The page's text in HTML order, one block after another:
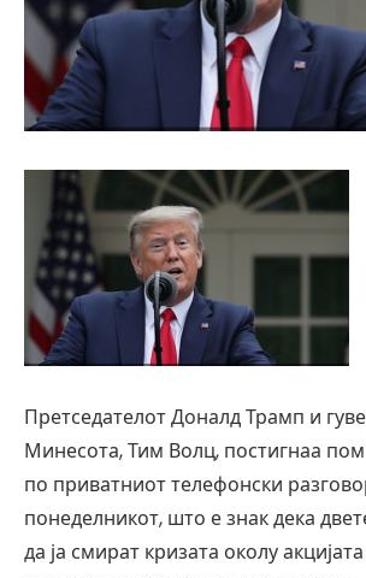
Претседателот Доналд Трамп и
Минесота, Тим Волц, постигнаа
по приватниот телефонски
понеделникот, што е знак дека
да ја смират кризата околу